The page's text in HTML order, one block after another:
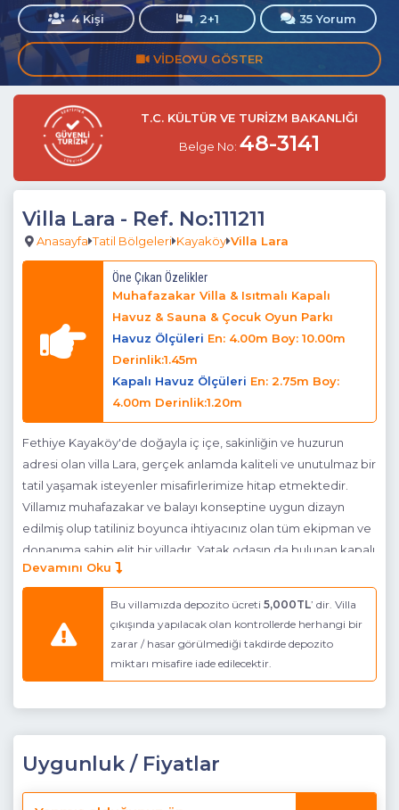
4 Kişi 2+1 35 Yorum
VIDEOYU GÖSTER
T.C. KÜLTÜR VE TURİZM BAKANLIĞI
Belge No: 48-3141
Villa Lara - Ref. No:111211
Anasayfa Tatil Bölgeleri Kayaköy Villa Lara
Öne Çıkan Özelikler
Muhafazakar Villa & Isıtmalı Kapalı
Havuz & Sauna & Çocuk Oyun Parkı
Havuz Ölçüleri En: 4.00m Boy: 10.00m
Derinlik:1.45m
Kapalı Havuz Ölçüleri En: 2.75m Boy:
4.00m Derinlik:1.20m
Fethiye Kayaköy'de doğayla iç içe, sakinliğin ve huzurun
adresi olan villa Lara, gerçek anlamda kaliteli ve unutulmaz bir
tatil yaşamak isteyenler misafirlerimize hitap etmektedir.
Villamız muhafazakar ve balayı konseptine uygun dizayn
edilmiş olup tatiliniz boyunca ihtiyacınız olan tüm ekipman ve
donanıma sahip elit bir villadır. Yatak odasın da bulunan kapalı
havuz ve sauna ile günün yorgunluğunu atıp, kendiniz için
ayırdığınız kısıtlı zamanı gönlünüzce değerlendirmeniz ve
dinlenmeniz için bütün imkanlar sınırsızca sunulmuştur. Isıtmalı
kapalı havuz ile villamız yılın 12 ayı misafir ağırlamaktadır.
keyif dolu havuz başı anlarınıza şahitlik edecektir. Havuzu
Not : Villamıza giden yolda son 400 mt stabilizedir.
Villamızda 1 adet Bebek Yatağı ve Mama Sandalyesi
Devamını Oku
Bu villamızda depozito ücreti 5,000TL’ dir. Villa
çıkışında yapılacak olan kontrollerde herhangi bir
zarar / hasar görülmediği takdirde depozito
miktarı misafire iade edilecektir.
Uygunluk / Fiyatlar